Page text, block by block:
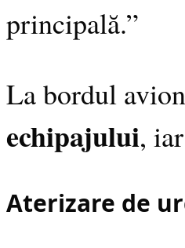
principală.”
La bordul
echipajului,
Aterizare de